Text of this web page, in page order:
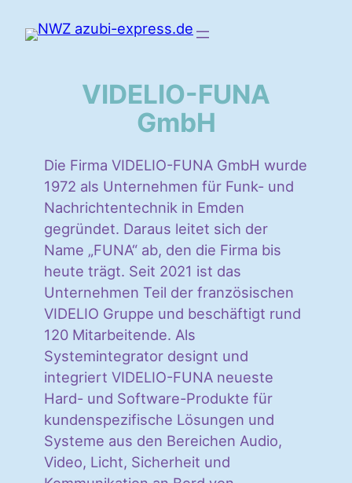
VIDELIO-FUNA
GmbH
Die Firma VIDELIO-FUNA GmbH wurde
1972 als Unternehmen für Funk- und
Nachrichtentechnik in Emden
gegründet. Daraus leitet sich der
Name „FUNA“ ab, den die Firma bis
heute trägt. Seit 2021 ist das
Unternehmen Teil der französischen
VIDELIO Gruppe und beschäftigt rund
120 Mitarbeitende. Als
Systemintegrator designt und
integriert VIDELIO-FUNA neueste
Hard- und Software-Produkte für
kundenspezifische Lösungen und
Systeme aus den Bereichen Audio,
Video, Licht, Sicherheit und